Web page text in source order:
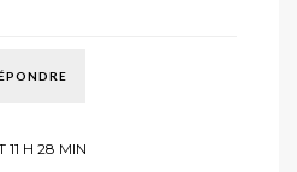
11 H 28 MIN